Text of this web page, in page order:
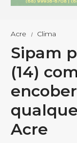
Acre Clima
Sipam
(14)
Acre